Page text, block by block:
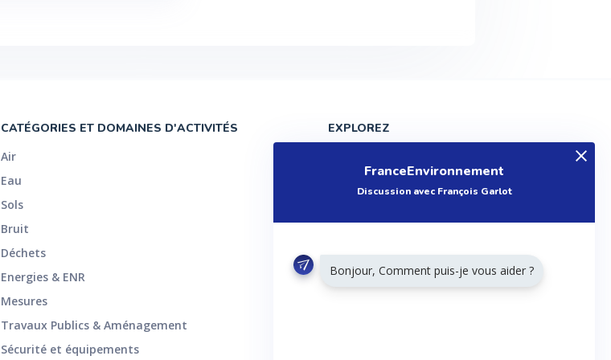
CATÉGORIES ET DOMAINES D'ACTIVITÉS
Air
Eau
Sols
Bruit
Déchets
Energies & ENR
Mesures
Travaux Publics & Aménagement
Sécurité et équipements
EXPLOREZ
Entreprises
Tutoriels
Articles
FranceEnvironnement
Discussion avec François Garlot
Bonjour, Comment puis-je vous aider ?